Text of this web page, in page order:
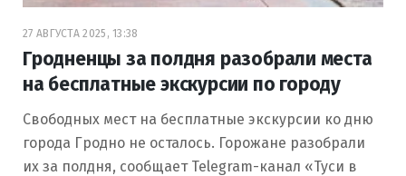
27 АВГУСТА 2025, 13:38
Гродненцы за полдня разобрали места
на бесплатные экскурсии по городу
Свободных мест на бесплатные экскурсии ко дню
города Гродно не осталось. Горожане разобрали
их за полдня, сообщает Telegram-канал «Туси в